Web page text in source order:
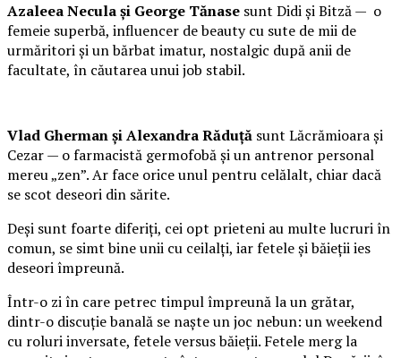
Azaleea Necula și George Tănase sunt Didi și Bitză — o
femeie superbă, influencer de beauty cu sute de mii de
urmăritori și un bărbat imatur, nostalgic după anii de
facultate, în căutarea unui job stabil.
Vlad Gherman și Alexandra Răduță sunt Lăcrămioara și
Cezar — o farmacistă germofobă și un antrenor personal
mereu „zen”. Ar face orice unul pentru celălalt, chiar dacă
se scot deseori din sărite.
Deși sunt foarte diferiți, cei opt prieteni au multe lucruri în
comun, se simt bine unii cu ceilalți, iar fetele și băieții ies
deseori împreună.
Într-o zi în care petrec timpul împreună la un grătar,
dintr-o discuție banală se naște un joc nebun: un weekend
cu roluri inversate, fetele versus băieții. Fetele merg la